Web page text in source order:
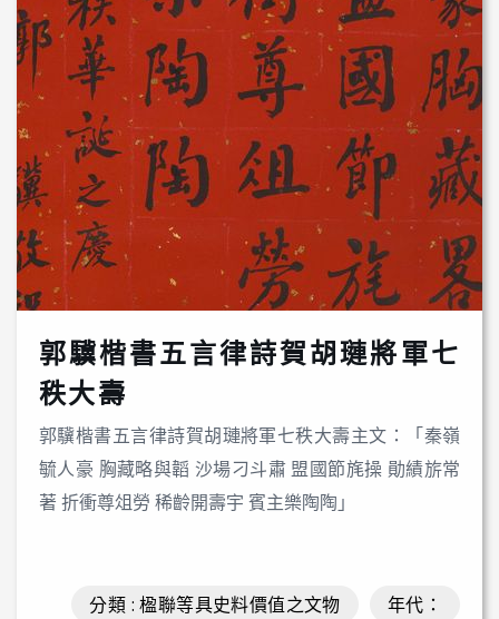
郭驥楷書五言律詩賀胡璉將軍七
秩大壽
郭驥楷書五言律詩賀胡璉將軍七秩大壽主文：「秦嶺
毓人豪 胸藏略與韜 沙場刁斗肅 盟國節旄操 勛績旂常
著 折衝尊俎勞 稀齡開壽宇 賓主樂陶陶」
年代：
分類 : 楹聯等具史料價值之文物